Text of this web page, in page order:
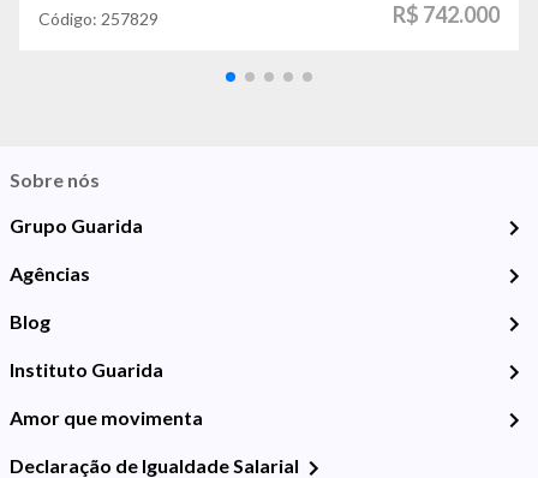
Código: 257829 R$ 742.000
Sobre nós
Grupo Guarida
Agências
Blog
Instituto Guarida
Amor que movimenta
Declaração de Igualdade Salarial